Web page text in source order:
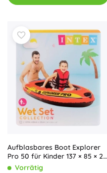
Aufblasbares Boot Explorer
Pro 50 für Kinder 137 × 85 × 23
cmVorrätig